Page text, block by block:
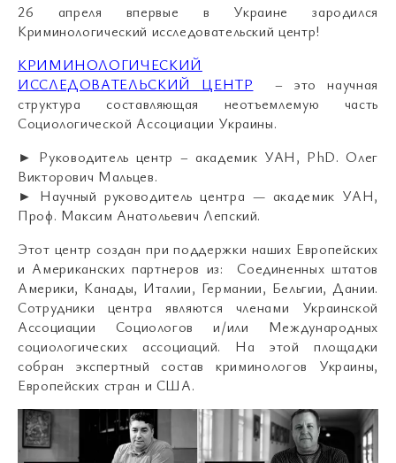
26 апреля впервые в Украине зародился
Криминологический исследовательский центр!
КРИМИНОЛОГИЧЕСКИЙ
ИССЛЕДОВАТЕЛЬСКИЙ ЦЕНТР – это научная
структура составляющая неотъемлемую часть
Социологической Ассоциации Украины.
► Руководитель центр – академик УАН, PhD. Олег
Викторович Мальцев.
► Научный руководитель центра — академик УАН,
Проф. Максим Анатольевич Лепский.
Этот центр создан при поддержки наших Европейских
и Американских партнеров из: Соединенных штатов
Америки, Канады, Италии, Германии, Бельгии, Дании.
Сотрудники центра являются членами Украинской
Ассоциации Социологов и/или Международных
социологических ассоциаций. На этой площадки
собран экспертный состав криминологов Украины,
Европейских стран и США.